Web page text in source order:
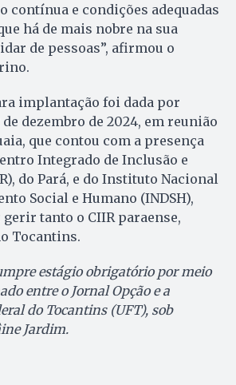
contínua e condições adequadas
há de mais nobre na sua
de pessoas”, afirmou o
implantação foi dada por
dezembro de 2024, em reunião
que contou com a presença
Integrado de Inclusão e
do Pará, e do Instituto Nacional
Social e Humano (INDSH),
tanto o CIIR paraense,
Tocantins.
estágio obrigatório por meio
entre o Jornal Opção e a
do Tocantins (UFT), sob
Jardim.